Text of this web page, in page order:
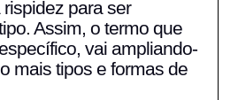
para ser
Assim, o termo que
vai ampliando-
mais tipos e formas de